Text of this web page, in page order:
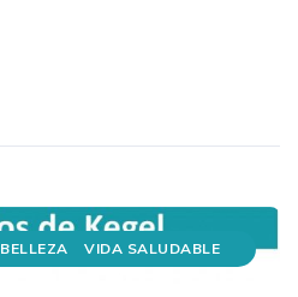
BELLEZA VIDA SALUDABLE